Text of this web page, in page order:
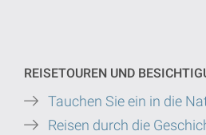
REISETOUREN UND
Tauchen Sie ein in die
Reisen durch die